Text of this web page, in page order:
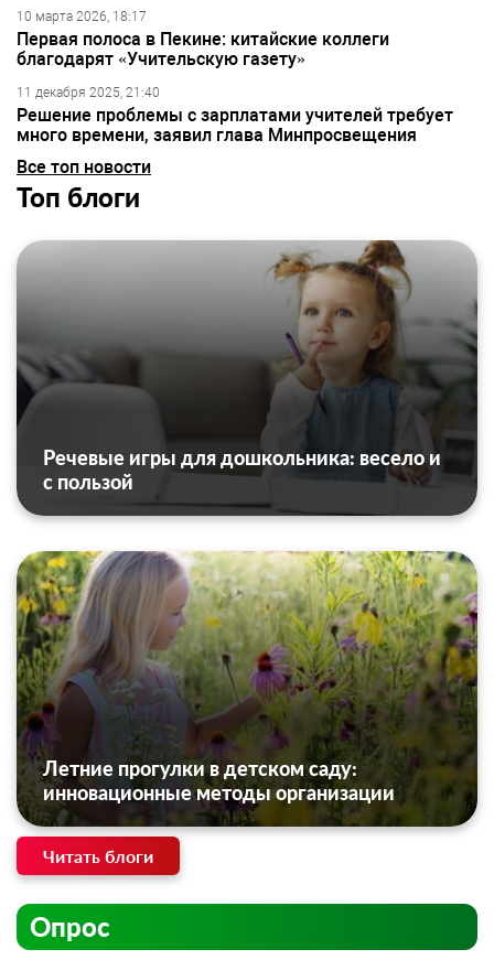
10 марта 2026, 18:17
Первая полоса в Пекине: китайские коллеги
благодарят «Учительскую газету»
11 декабря 2025, 21:40
Решение проблемы с зарплатами учителей требует
много времени, заявил глава Минпросвещения
Все топ новости
Топ блоги
Речевые игры для дошкольника: весело и
с пользой
Летние прогулки в детском саду:
инновационные методы организации
Читать блоги
Опрос